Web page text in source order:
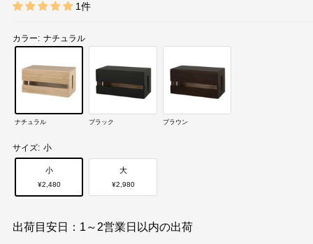
1件
カラー: ナチュラル
ナチュラル ブラック ブラウン
サイズ: 小
小
¥2,480
大
¥2,980
出荷目安日：1～2営業日以内の出荷